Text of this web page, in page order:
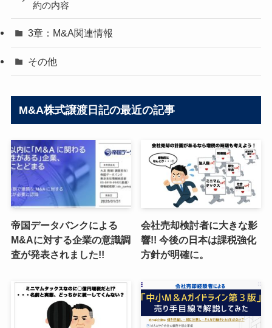
約の内容
3章：M&A関連情報
その他
M&A株式譲渡日記の最近の記事
帝国データバンクによる
M&Aに対する企業の意識調
査が発表されました!!
会社売却検討者に大きな影
響!! 今後の日本は課税強化
方針が明確に。